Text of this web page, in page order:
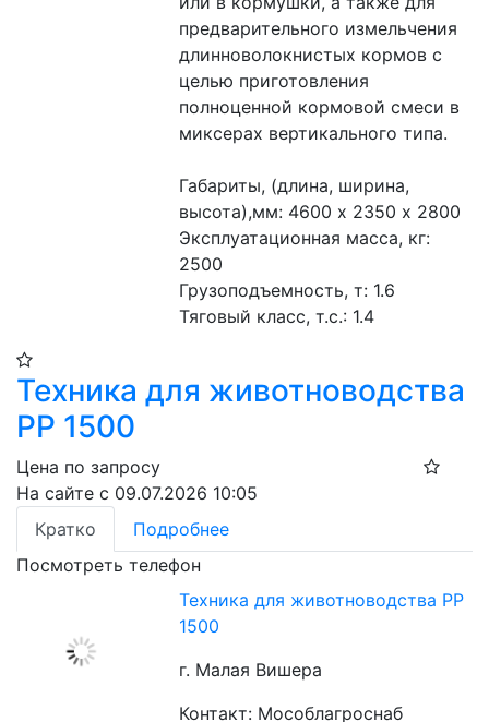
предварительного измельчения
длинноволокнистых кормов с
целью приготовления
полноценной кормовой смеси в
миксерах вертикального типа.
Габариты, (длина, ширина,
высота),мм: 4600 х 2350 х 2800
Эксплуатационная масса, кг:
2500
Грузоподъемность, т: 1.6
Тяговый класс, т.с.: 1.4
Техника для животноводства
РР 1500
Цена по запросу
На сайте с 09.07.2026 10:05
Кратко
Подробнее
Посмотреть телефон
Техника для животноводства РР
1500
г. Малая Вишера
Контакт: Мособлагроснаб